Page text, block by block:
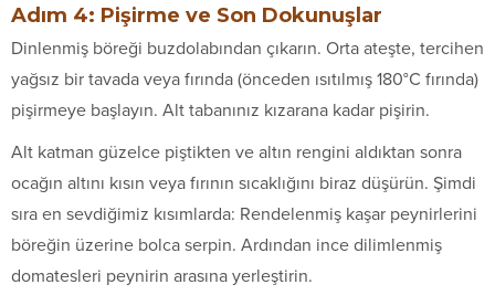
Adım 4: Pişirme ve Son Dokunuşlar
Dinlenmiş böreği buzdolabından çıkarın. Orta ateşte, tercihen
yağsız bir tavada veya fırında (önceden ısıtılmış 180°C fırında)
pişirmeye başlayın. Alt tabanınız kızarana kadar pişirin.
Alt katman güzelce piştikten ve altın rengini aldıktan sonra
ocağın altını kısın veya fırının sıcaklığını biraz düşürün. Şimdi
sıra en sevdiğimiz kısımlarda: Rendelenmiş kaşar peynirlerini
böreğin üzerine bolca serpin. Ardından ince dilimlenmiş
domatesleri peynirin arasına yerleştirin.